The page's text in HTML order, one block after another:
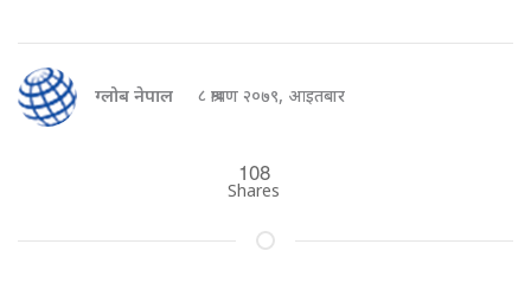
ग्लोब नेपाल ८ श्रावण २०७९, आइतबार
108
Shares